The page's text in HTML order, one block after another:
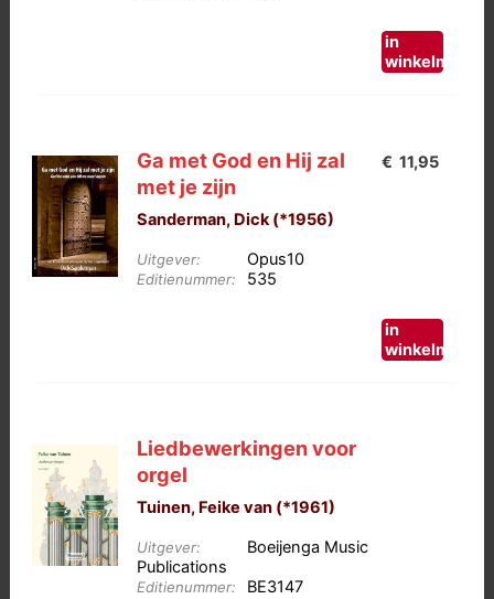
in
winkelmand
Ga met God en Hij zal
met je zijn
Sanderman, Dick (*1956)
Uitgever: Opus10
Editienummer: 535
€ 11,95
in
winkelmand
Liedbewerkingen voor
orgel
Tuinen, Feike van (*1961)
Uitgever:
Boeijenga Music
Publications
Editienummer: BE3147